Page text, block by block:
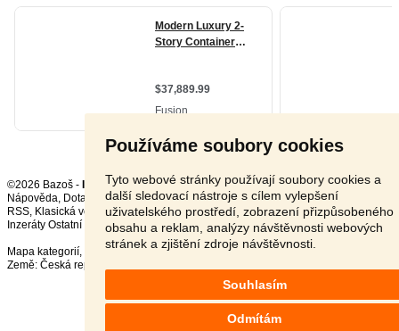
Používáme soubory cookies
Tyto webové stránky používají soubory cookies a
další sledovací nástroje s cílem vylepšení
uživatelského prostředí, zobrazení přizpůsobeného
obsahu a reklam, analýzy návštěvnosti webových
stránek a zjištění zdroje návštěvnosti.
Souhlasím
Odmítám
©2026 Bazoš -
Inzerce, Bazar
Nápověda, Dotazy Hodnocení,Kontakt,Reklama, Podmínky,Ochrana údajů
RSS,
Inzeráty Ostatní celkem:151658 , za 24 hodin:3438
Mapa kategorií,
Nejvyhledávanější výrazy
Země: Česká republika